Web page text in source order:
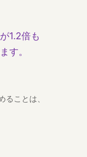
1.2倍も
す。
ことは、